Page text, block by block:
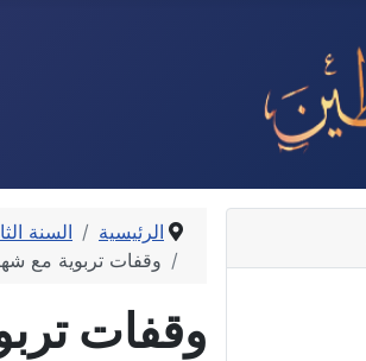
الرئيسية السنة الثالثة
وقفات تربوية مع
وقفات